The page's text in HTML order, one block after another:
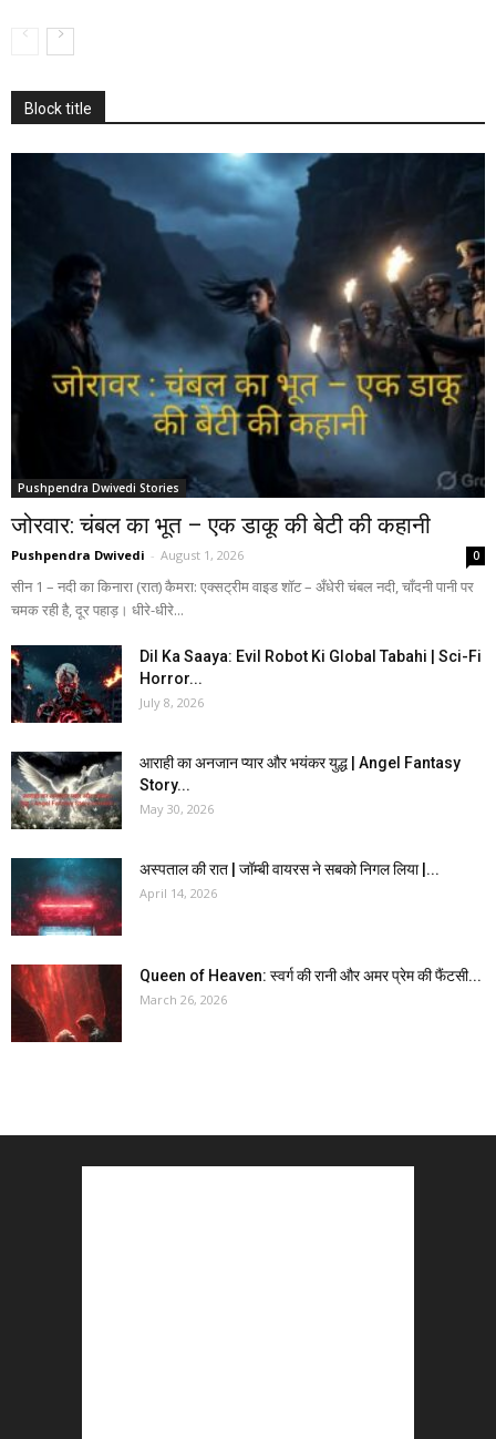
Block title
Pushpendra Dwivedi Stories
जोरवार: चंबल का भूत – एक डाकू की बेटी की कहानी
Pushpendra Dwivedi - August 1, 2026 0
सीन 1 – नदी का किनारा (रात) कैमरा: एक्सट्रीम वाइड शॉट – अँधेरी चंबल नदी, चाँदनी पानी पर
चमक रही है, दूर पहाड़। धीरे-धीरे...
Dil Ka Saaya: Evil Robot Ki Global Tabahi | Sci-Fi
Horror...
July 8, 2026
आराही का अनजान प्यार और भयंकर युद्ध | Angel Fantasy
Story...
May 30, 2026
अस्पताल की रात | जॉम्बी वायरस ने सबको निगल लिया |...
April 14, 2026
Queen of Heaven: स्वर्ग की रानी और अमर प्रेम की फैंटसी...
March 26, 2026